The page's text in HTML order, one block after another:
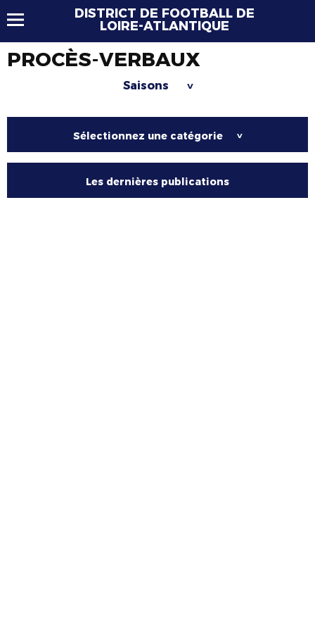
DISTRICT DE FOOTBALL DE
LOIRE-ATLANTIQUE
PROCÈS-VERBAUX
Saisons >
Sélectionnez une catégorie >
Les dernières publications